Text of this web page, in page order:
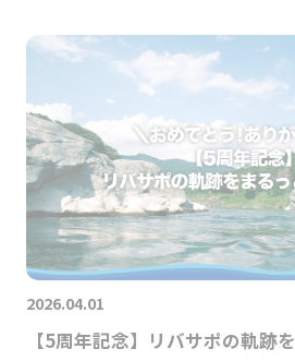
2026.04.01
【5周年記念】リバサポの軌跡